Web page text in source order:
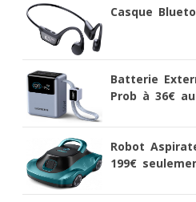
Casque
Batterie
Prob à 36€
Robot
199€